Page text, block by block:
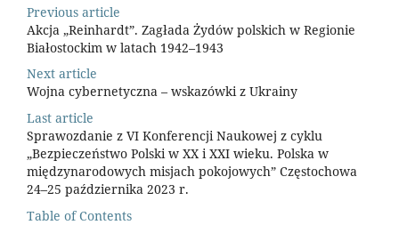
Previous article
Akcja „Reinhardt”. Zagłada Żydów polskich w Regionie
Białostockim w latach 1942–1943
Next article
Wojna cybernetyczna – wskazówki z Ukrainy
Last article
Sprawozdanie z VI Konferencji Naukowej z cyklu
„Bezpieczeństwo Polski w XX i XXI wieku. Polska w
międzynarodowych misjach pokojowych” Częstochowa
24–25 października 2023 r.
Table of Contents